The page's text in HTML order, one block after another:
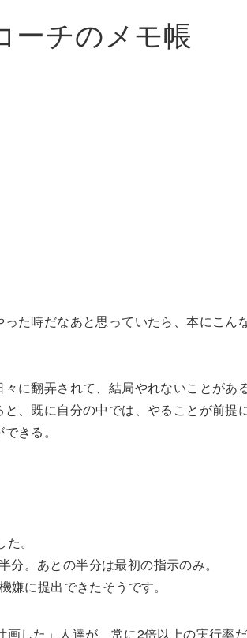
ーチのメモ帳
た時だなあと思っていたら、本にこん
に翻弄されて、結局やれないことがあ
、既に自分の中では、やることが前提
きる。
。
。あとの半分は最初の指示のみ。
に提出できたそうです。
した」人達が、常に2倍以上の実行率